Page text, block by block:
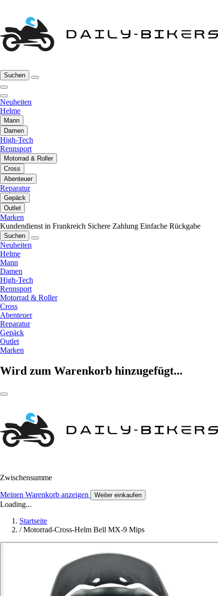
Suchen
Neuheiten
Helme
Mann
Damen
High-Tech
Rennsport
Motorrad & Roller
Cross
Abenteuer
Reparatur
Gepäck
Outlet
Marken
Kundendienst in Frankreich Sichere Zahlung Einfache Rückgabe
Suchen
Neuheiten
Helme
Mann
Damen
High-Tech
Rennsport
Motorrad & Roller
Cross
Abenteuer
Reparatur
Gepäck
Outlet
Marken
Wird zum Warenkorb hinzugefügt...
Zwischensumme
Meinen Warenkorb anzeigen Weiter einkaufen
Loading...
Startseite
/ Motorrad-Cross-Helm Bell MX-9 Mips